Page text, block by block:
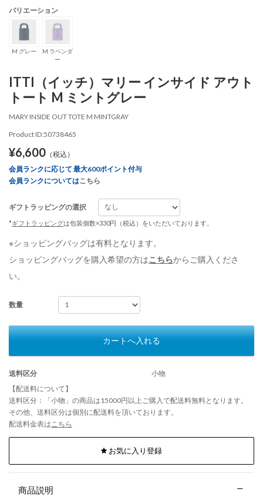
バリエーション
M グレー
M ラベンダ
ー
ITTI（イッチ）マリー インサイド アウト
トート M ミントグレー
MARY INSIDE OUT TOTE M MINTGRAY
Product ID:50738465
¥6,600 （税込）
会員ランクに応じて 最大600ポイント付与
会員ランクについてはこちら
ギフトラッピングの選択
*ギフトラッピングは包装個数×330円（税込）をいただいております。
※ショッピングバッグは有料となります。
ショッピングバッグを購入希望の方はこちらからご購入くださ
い。
数量
カートへ入れる
送料区分
小物
【配送料について】
送料区分：「小物」の商品は15000円以上ご購入で配送料無料となります。
その他、送料区分は個別に配送料を頂いております。
配送料金表は こちら
お気に入り登録
商品説明